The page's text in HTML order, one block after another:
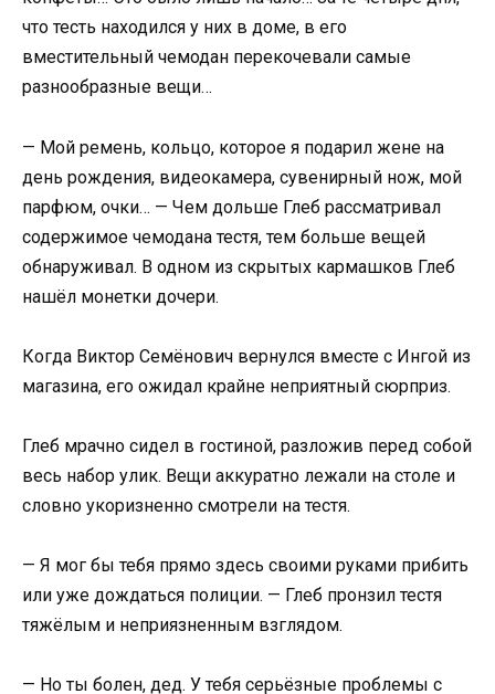
что тесть находился у них в доме, в его
вместительный чемодан перекочевали самые
разнообразные вещи…
— Мой ремень, кольцо, которое я подарил жене на
день рождения, видеокамера, сувенирный нож, мой
парфюм, очки… — Чем дольше Глеб рассматривал
содержимое чемодана тестя, тем больше вещей
обнаруживал. В одном из скрытых кармашков Глеб
нашёл монетки дочери.
Когда Виктор Семёнович вернулся вместе с Ингой из
магазина, его ожидал крайне неприятный сюрприз.
Глеб мрачно сидел в гостиной, разложив перед собой
весь набор улик. Вещи аккуратно лежали на столе и
словно укоризненно смотрели на тестя.
— Я мог бы тебя прямо здесь своими руками прибить
или уже дождаться полиции. — Глеб пронзил тестя
тяжёлым и неприязненным взглядом.
— Но ты болен, дед. У тебя серьёзные проблемы с